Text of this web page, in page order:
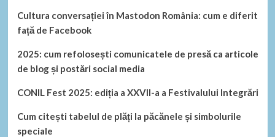
Cultura conversației în Mastodon România: cum e diferit
față de Facebook
2025: cum refolosești comunicatele de presă ca articole
de blog și postări social media
CONIL Fest 2025: ediția a XXVII-a a Festivalului Integrări
Cum citești tabelul de plăți la păcănele și simbolurile
speciale